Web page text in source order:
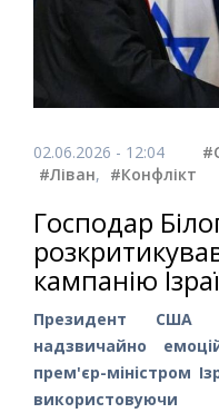
02.06.2026 - 12:04
#Ліван, #Конфлікт
Господар
кампанію
Президент США
надзвичайно
прем'єр-міністром